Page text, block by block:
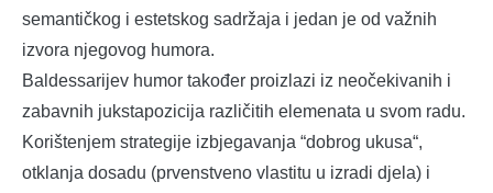
semantičkog i estetskog sadržaja i jedan je od važnih
izvora njegovog humora.
Baldessarijev humor također proizlazi iz neočekivanih i
zabavnih jukstapozicija različitih elemenata u svom radu.
Korištenjem strategije izbjegavanja “dobrog ukusa“,
otklanja dosadu (prvenstveno vlastitu u izradi djela) i